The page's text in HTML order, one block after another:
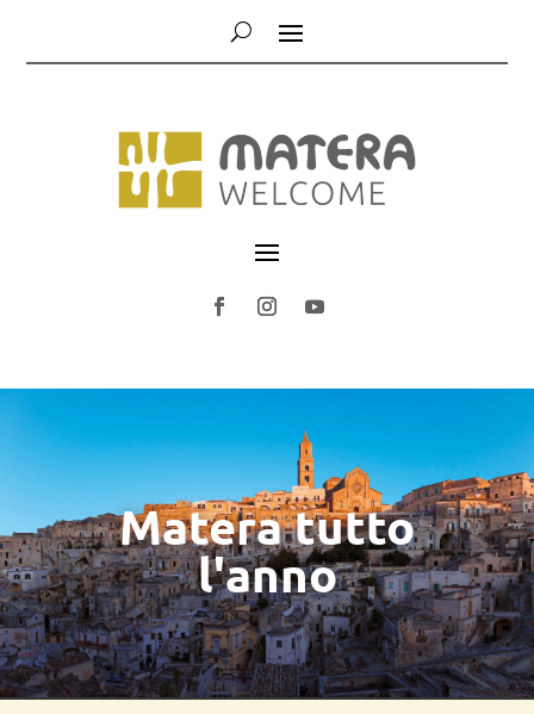
Matera tutto
l'anno